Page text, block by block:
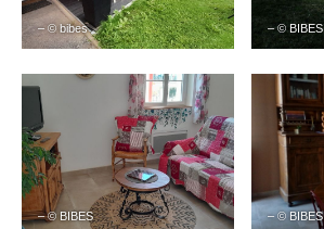
– © bibes – © BIBES
– © BIBES – © BIBES